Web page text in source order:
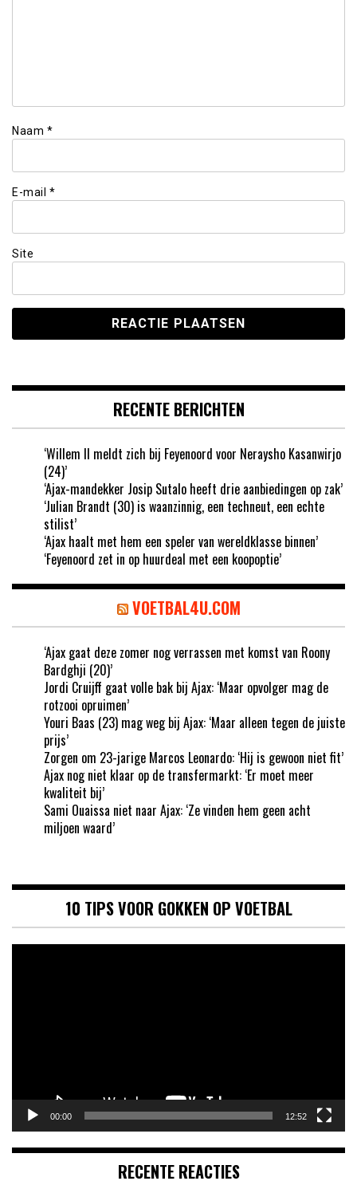
Naam *
E-mail *
Site
RECENTE BERICHTEN
‘Willem II meldt zich bij Feyenoord voor Neraysho Kasanwirjo
(24)’
‘Ajax-mandekker Josip Sutalo heeft drie aanbiedingen op zak’
‘Julian Brandt (30) is waanzinnig, een techneut, een echte
stilist’
‘Ajax haalt met hem een speler van wereldklasse binnen’
‘Feyenoord zet in op huurdeal met een koopoptie’
VOETBAL4U.COM
‘Ajax gaat deze zomer nog verrassen met komst van Roony
Bardghji (20)’
Jordi Cruijff gaat volle bak bij Ajax: ‘Maar opvolger mag de
rotzooi opruimen’
Youri Baas (23) mag weg bij Ajax: ‘Maar alleen tegen de juiste
prijs’
Zorgen om 23-jarige Marcos Leonardo: ‘Hij is gewoon niet fit’
Ajax nog niet klaar op de transfermarkt: ‘Er moet meer
kwaliteit bij’
Sami Ouaissa niet naar Ajax: ‘Ze vinden hem geen acht
miljoen waard’
10 TIPS VOOR GOKKEN OP VOETBAL
00:00 12:52
RECENTE REACTIES